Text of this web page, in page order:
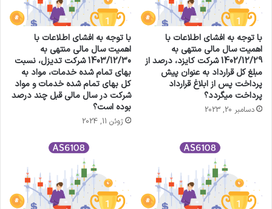
با توجه به افشای اطلاعات با
اهمیت سال مالی منتهی به
1402/12/29 شرکت کايزد، درصد از
مبلغ کل قرارداد به عنوان پیش
پرداخت پس از ابلاغ قرارداد
پرداخت میگردد؟
دسامبر 20, 2023
با توجه به افشای اطلاعات با
اهمیت سال مالی منتهی به
1403/12/30 شرکت تديزل، نسبت
بهاي تمام شده خدمات، مواد به
كل بهاي تمام شده خدمات و مواد
شركت در سال مالی قبل چند درصد
بوده است؟
ژوئن 11, 2024